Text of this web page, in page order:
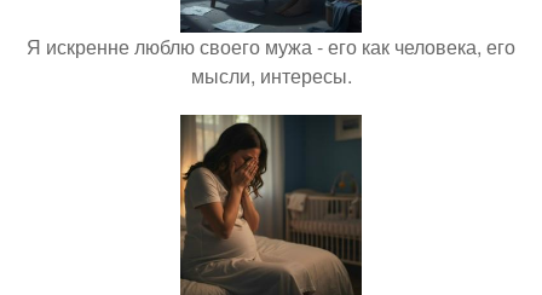
Я искренне люблю своего мужа - его как человека, его
мысли, интересы.